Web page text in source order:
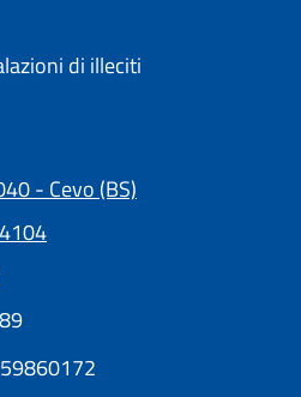
di illeciti
- Cevo (BS)